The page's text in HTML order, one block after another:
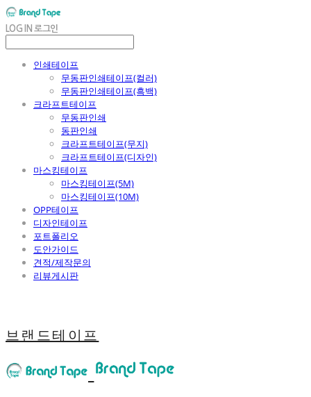
LOG IN 로그인
인쇄테이프
무동판인쇄테이프(컬러)
무동판인쇄테이프(흑백)
크라프트테이프
무동판인쇄
동판인쇄
크라프트테이프(무지)
크라프트테이프(디자인)
마스킹테이프
마스킹테이프(5M)
마스킹테이프(10M)
OPP테이프
디자인테이프
포트폴리오
도안가이드
견적/제작문의
리뷰게시판
브랜드테이프